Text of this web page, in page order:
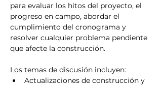
para evaluar los hitos del proyecto, el
progreso en campo, abordar el
cumplimiento del cronograma y
resolver cualquier problema pendiente
que afecte la construcción.
Los temas de discusión incluyen:
Actualizaciones de construcción y